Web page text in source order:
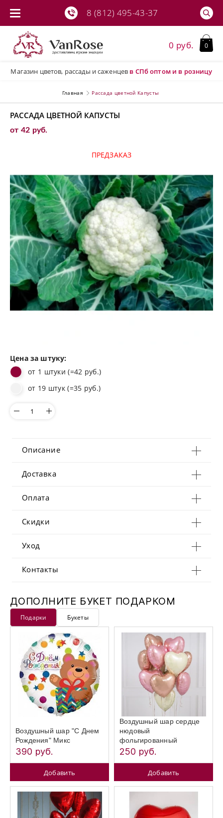
8 (812) 495-43-37
Магазин цветов, рассады и саженцев в СПбоптом и в розницу
0 руб. 0
Главная Рассада цветной Капусты
РАССАДА ЦВЕТНОЙ КАПУСТЫ
от 42 руб.
ПРЕДЗАКАЗ
Цена за штуку:
от 1 штуки (=42 руб.)
от 19 штук (=35 руб.)
Описание
Доставка
Оплата
Скидки
Уход
Контакты
ДОПОЛНИТЕ БУКЕТ ПОДАРКОМ
Подарки Букеты
Воздушный шар "С Днем
Рождения" Микс
390 руб.
Добавить
Воздушный шар сердце
нюдовый
фольгированный
250 руб.
Добавить